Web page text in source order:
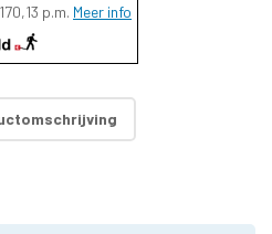
p.m. Meer info